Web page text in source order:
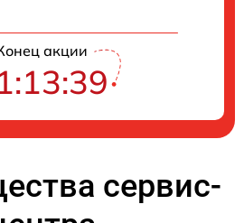
акции
сервис-